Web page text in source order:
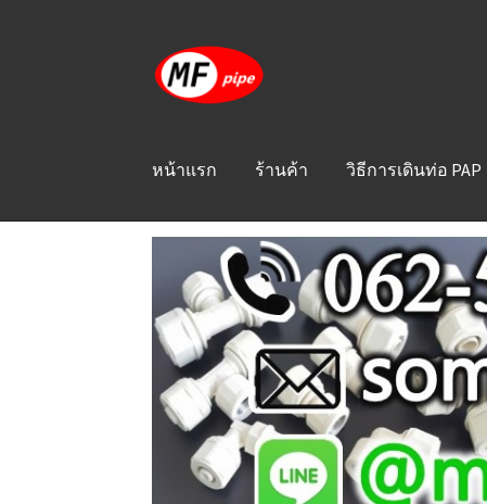
Skip
to
navigation
Skip
to
content
หน้าแรก ร้านค้า วิธีการเดินท่อ PAP